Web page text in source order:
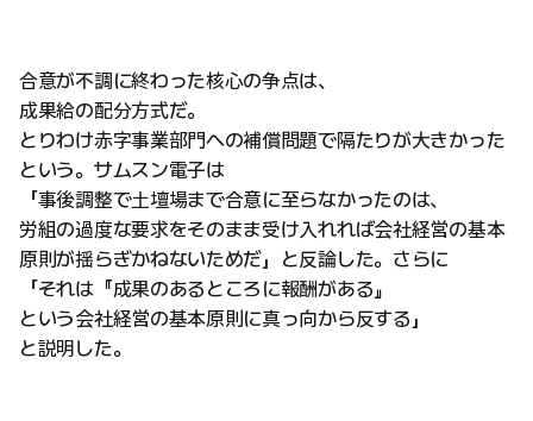
合意が不調に終わった核心の争点は、
成果給の配分方式だ。
とりわけ赤字事業部門への補償問題で隔たりが大きかった
という。サムスン電子は
「事後調整で土壇場まで合意に至らなかったのは、
労組の過度な要求をそのまま受け入れれば会社経営の基本
原則が揺らぎかねないためだ」と反論した。さらに
「それは『成果のあるところに報酬がある』
という会社経営の基本原則に真っ向から反する」
と説明した。